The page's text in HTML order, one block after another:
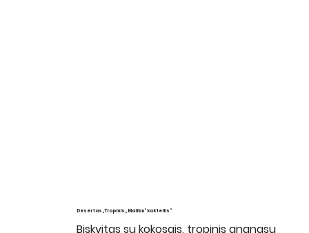
Desertas „Tropinis „Malibu“ kokteilis“
Biskvitas su kokosais, tropinis ananasų